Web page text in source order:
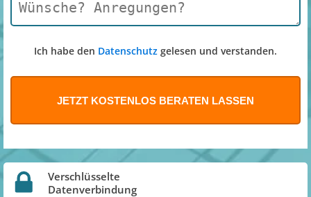
Ich habe den Datenschutz gelesen und verstanden.
Verschlüsselte
Datenverbindung